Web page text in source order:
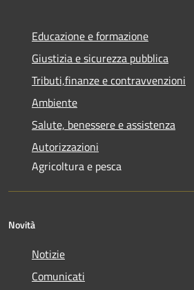
Educazione e formazione
Giustizia e sicurezza pubblica
Tributi,finanze e contravvenzioni
Ambiente
Salute, benessere e assistenza
Autorizzazioni
Agricoltura e pesca
Novità
Notizie
Comunicati